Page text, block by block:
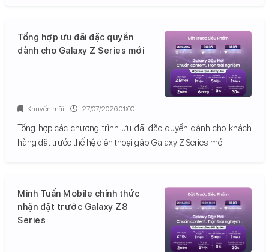
Tổng hợp ưu đãi đặc quyền
dành cho Galaxy Z Series mới
Tổng hợp các chương trình ưu đãi đặc quyền dành cho khách
hàng đặt trước thế hệ điện thoại gập Galaxy Z Series mới.
Khuyến mãi 27/07/2026 01:00
Minh Tuấn Mobile chính thức
nhận đặt trước Galaxy Z8
Series